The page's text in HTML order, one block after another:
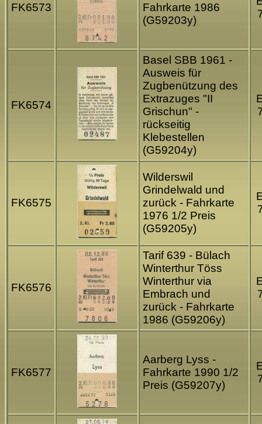
FK6573
Fahrkarte 1986
(G59203y)
FK6574
Basel SBB 1961 -
Ausweis für
Zugbenützung des
Extrazuges "II
Grischun" -
rückseitig
Klebestellen
(G59204y)
FK6575
Wilderswil
Grindelwald und
zurück - Fahrkarte
1976 1/2 Preis
(G59205y)
FK6576
Tarif 639 - Bülach
Winterthur Töss
Winterthur via
Embrach und
zurück - Fahrkarte
1986 (G59206y)
FK6577
Aarberg Lyss -
Fahrkarte 1990 1/2
Preis (G59207y)